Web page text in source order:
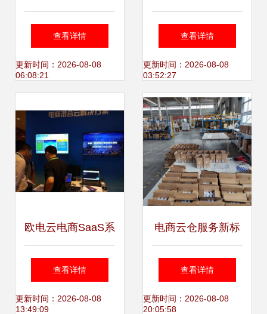
升温，华南城以技
术赋能助力企业抢
查看详情
更新时间：2026-08-08
06:08:21
子商务及相关概念
与技术服务
查看详情
更新时间：2026-08-08
03:52:27
欧电云电商SaaS系
统 助推浪潮打造互
联网云服务生态圈
查看详情
更新时间：2026-08-08
13:49:09
电商云仓服务新标
杆 立足广州，辐射
全国，12年经验赋
查看详情
更新时间：2026-08-08
20:05:58